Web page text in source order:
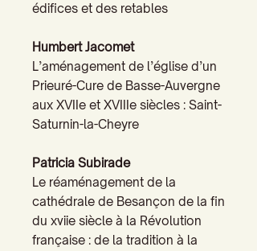
édifices et des retables
Humbert Jacomet
L’aménagement de l’église d’un
Prieuré-Cure de Basse-Auvergne
aux XVIIe et XVIIIe siècles : Saint-
Saturnin-la-Cheyre
Patricia Subirade
Le réaménagement de la
cathédrale de Besançon de la fin
du xviie siècle à la Révolution
française : de la tradition à la